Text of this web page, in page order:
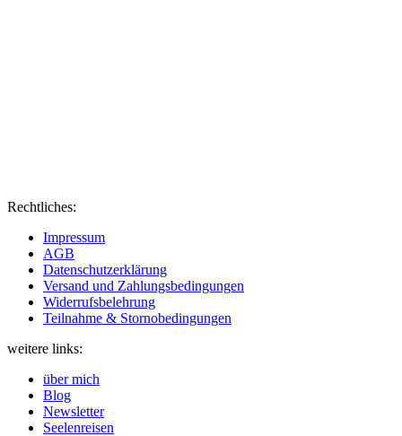
Rechtliches:
Impressum
AGB
Datenschutzerklärung
Versand und Zahlungsbedingungen
Widerrufsbelehrung
Teilnahme & Stornobedingungen
weitere links:
über mich
Blog
Newsletter
Seelenreisen